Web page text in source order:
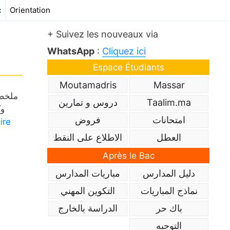
Orientation
+ Suivez les nouveaux via
WhatsApp : Cliquez ici
Espace Étudiants
Massar
Moutamadris
Taalim.ma
دروس و تمارين
امتحانات
فروض
العطل
الاطلاع على النقط
Après le Bac
دليل المدارس
مباريات المدارس
نماذج المباريات
التكوين المهني
باك حر
الدراسة بالخارج
التوجيه